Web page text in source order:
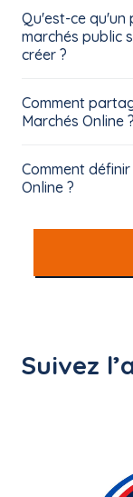
Qu'est-ce qu'un
marchés public
créer ?
Comment
Marchés Online ?
Comment
Online ?
Suivez